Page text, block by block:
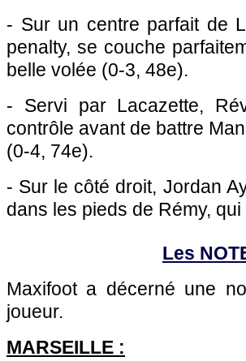
- Sur un centre parfait de
penalty, se couche
belle volée (0-3, 48e).
- Servi par Lacazette,
contrôle avant de battre
(0-4, 74e).
- Sur le côté droit, Jordan
dans les pieds de Rémy,
Les
Maxifoot a décerné une
joueur.
MARSEILLE :